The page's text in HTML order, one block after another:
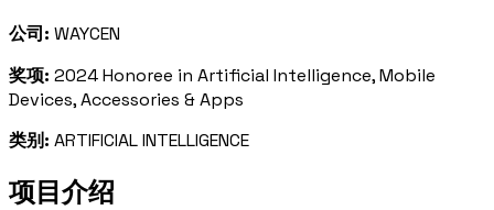
公司: WAYCEN
奖项: 2024 Honoree in Artificial Intelligence, Mobile
Devices, Accessories & Apps
类别: ARTIFICIAL INTELLIGENCE
项目介绍